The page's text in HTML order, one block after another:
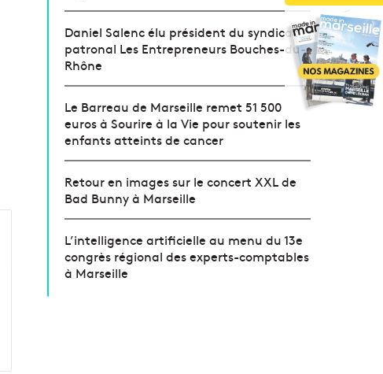
Daniel Salenc élu président du syndicat
patronal Les Entrepreneurs Bouches-du-
Rhône
Le Barreau de Marseille remet 51 500
euros à Sourire à la Vie pour soutenir les
enfants atteints de cancer
Retour en images sur le concert XXL de
Bad Bunny à Marseille
L’intelligence artificielle au menu du 13e
congrès régional des experts-comptables
à Marseille